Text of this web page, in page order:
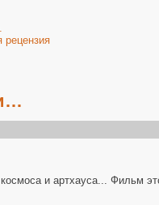
и артхауса... Фильм